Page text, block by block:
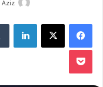
Aziz
فيسبوك لينكدإن